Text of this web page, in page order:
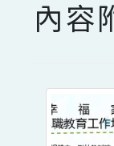
內容